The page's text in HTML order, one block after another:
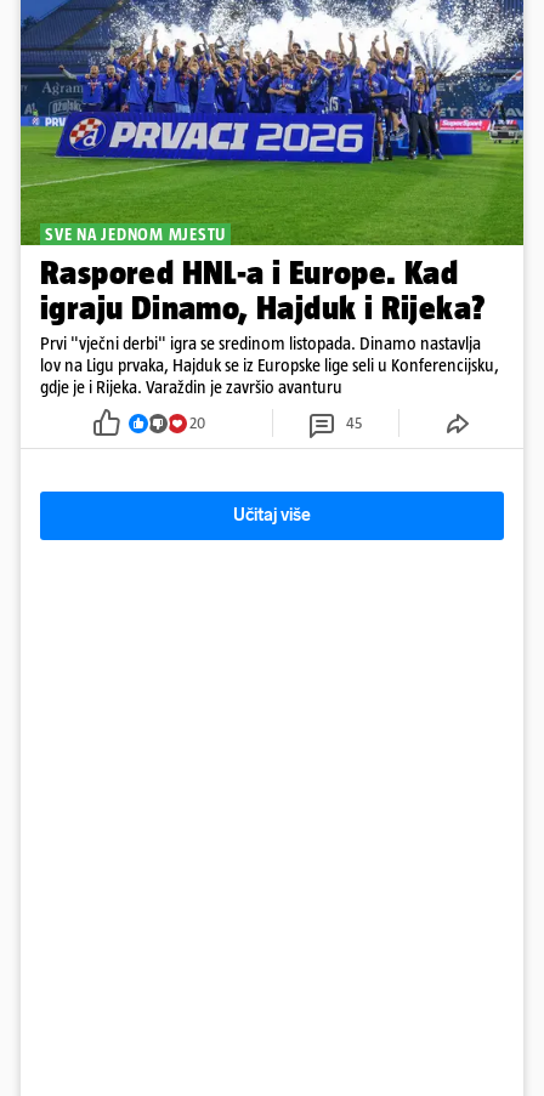
SVE NA JEDNOM MJESTU
Raspored HNL-a i Europe. Kad
igraju Dinamo, Hajduk i Rijeka?
Prvi "vječni derbi" igra se sredinom listopada. Dinamo nastavlja
lov na Ligu prvaka, Hajduk se iz Europske lige seli u Konferencijsku,
gdje je i Rijeka. Varaždin je završio avanturu
20 45
Učitaj više